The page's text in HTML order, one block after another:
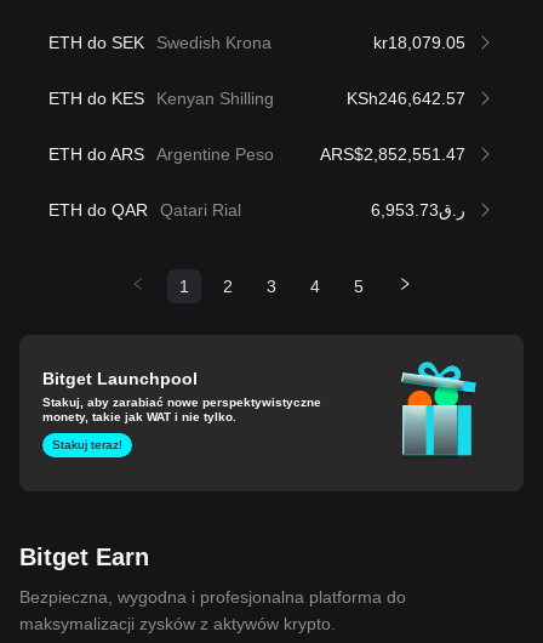
ETH do SEK Swedish Krona kr18,079.05
ETH do KES Kenyan Shilling KSh246,642.57
ETH do ARS Argentine Peso ARS$2,852,551.47
ETH do QAR Qatari Rial ر.ق6,953.73
1 2 3 4 5
Bitget Launchpool
Stakuj, aby zarabiać nowe perspektywistyczne
monety, takie jak WAT i nie tylko.
Stakuj teraz!
Bitget Earn
Bezpieczna, wygodna i profesjonalna platforma do
maksymalizacji zysków z aktywów krypto.